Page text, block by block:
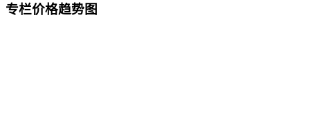
专栏价格趋势图